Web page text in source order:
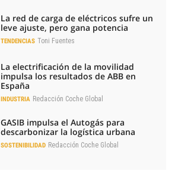
La red de carga de eléctricos sufre un
leve ajuste, pero gana potencia
TENDENCIAS Toni Fuentes
La electrificación de la movilidad
impulsa los resultados de ABB en
España
INDUSTRIA Redacción Coche Global
GASIB impulsa el Autogás para
descarbonizar la logística urbana
SOSTENIBILIDAD Redacción Coche Global